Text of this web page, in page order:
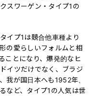
スワーゲン・タイプ1の
イプ1は競合他車種より
の愛らしいフォルムと相
ことになり、爆発的なヒ
イツだけでなく、ブラジ
我が国日本へも1952年、
など、タイプ1の人気は世